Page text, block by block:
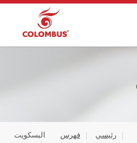
رئيسي فهرس البسكويت